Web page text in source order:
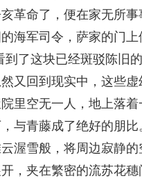
革命了，便在家无所
海军司令，萨家的门上
到了这块已经斑驳陈旧
又回到现实中，这些
里空无一人，地上落
与青藤成了绝好的朋
渥雪般，将周边寂静
，夹在繁密的流苏花